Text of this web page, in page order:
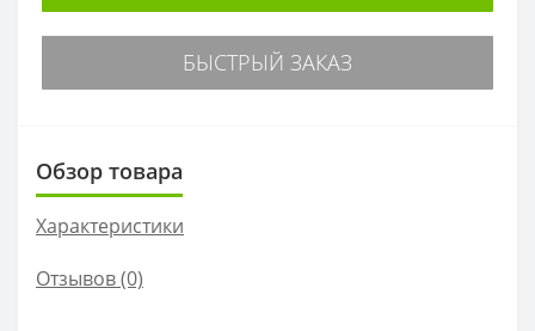
БЫСТРЫЙ ЗАКАЗ
Обзор товара
Характеристики
Отзывов (0)